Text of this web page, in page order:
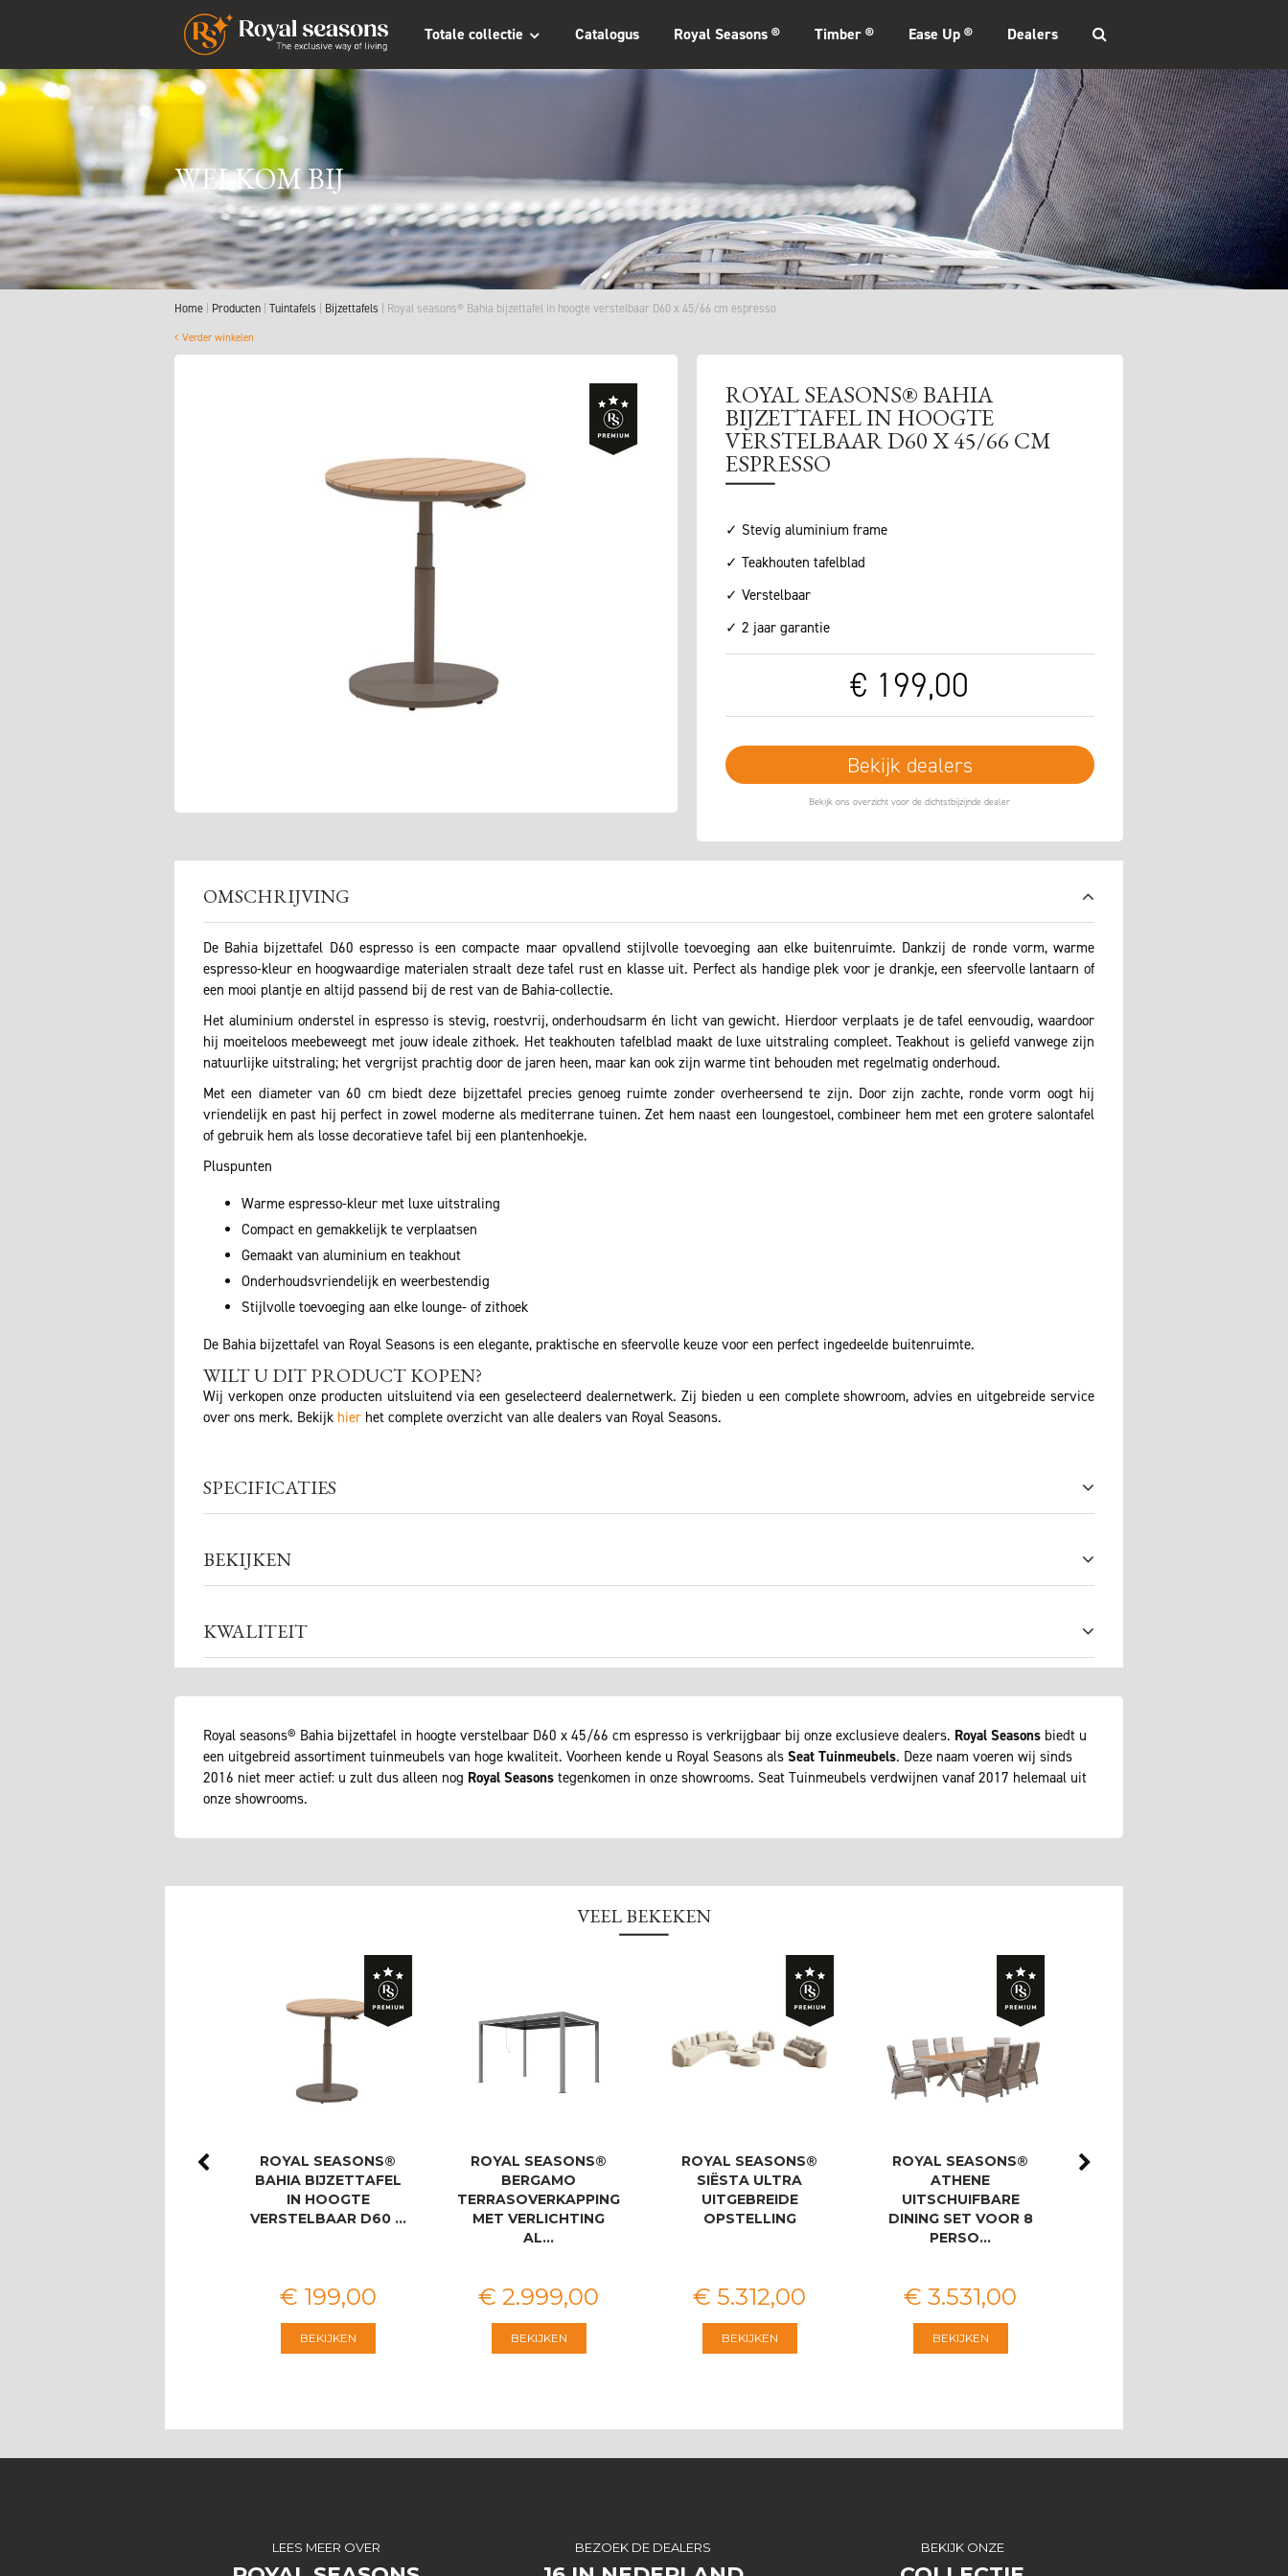
Totale collectie Catalogus Royal Seasons ® Timber ® Ease Up ® Dealers
WELKOM BIJ
Home Producten Tuintafels Bijzettafels Royal seasons® Bahia bijzettafel in hoogte verstelbaar D60 x 45/66 cm espresso
Verder winkelen
ROYAL SEASONS® BAHIA
BIJZETTAFEL IN HOOGTE
VERSTELBAAR D60 X 45/66 CM
ESPRESSO
✓ Stevig aluminium frame
✓ Teakhouten tafelblad
✓ Verstelbaar
✓ 2 jaar garantie
€ 199,00
Bekijk dealers
OMSCHRIJVING
De Bahia bijzettafel D60 espresso is een compacte maar opvallend stijlvolle toevoeging aan elke buitenruimte. Dankzij de ronde vorm, warme
espresso-kleur en hoogwaardige materialen straalt deze tafel rust en klasse uit. Perfect als handige plek voor je drankje, een sfeervolle lantaarn of
een mooi plantje en altijd passend bij de rest van de Bahia-collectie.
Het aluminium onderstel in espresso is stevig, roestvrij, onderhoudsarm én licht van gewicht. Hierdoor verplaats je de tafel eenvoudig, waardoor
hij moeiteloos meebeweegt met jouw ideale zithoek. Het teakhouten tafelblad maakt de luxe uitstraling compleet. Teakhout is geliefd vanwege zijn
natuurlijke uitstraling; het vergrijst prachtig door de jaren heen, maar kan ook zijn warme tint behouden met regelmatig onderhoud.
Met een diameter van 60 cm biedt deze bijzettafel precies genoeg ruimte zonder overheersend te zijn. Door zijn zachte, ronde vorm oogt hij
vriendelijk en past hij perfect in zowel moderne als mediterrane tuinen. Zet hem naast een loungestoel, combineer hem met een grotere salontafel
of gebruik hem als losse decoratieve tafel bij een plantenhoekje.
Pluspunten
Warme espresso-kleur met luxe uitstraling
Compact en gemakkelijk te verplaatsen
Gemaakt van aluminium en teakhout
Onderhoudsvriendelijk en weerbestendig
Stijlvolle toevoeging aan elke lounge- of zithoek
De Bahia bijzettafel van Royal Seasons is een elegante, praktische en sfeervolle keuze voor een perfect ingedeelde buitenruimte.
WILT U DIT PRODUCT KOPEN?
Wij verkopen onze producten uitsluitend via een geselecteerd dealernetwerk. Zij bieden u een complete showroom, advies en uitgebreide service
over ons merk. Bekijk hier het complete overzicht van alle dealers van Royal Seasons.
SPECIFICATIES
BEKIJKEN
KWALITEIT
Royal seasons® Bahia bijzettafel in hoogte verstelbaar D60 x 45/66 cm espresso is verkrijgbaar bij onze exclusieve dealers. Royal Seasons biedt u
een uitgebreid assortiment tuinmeubels van hoge kwaliteit. Voorheen kende u Royal Seasons als Seat Tuinmeubels. Deze naam voeren wij sinds
2016 niet meer actief: u zult dus alleen nog Royal Seasons tegenkomen in onze showrooms. Seat Tuinmeubels verdwijnen vanaf 2017 helemaal uit
onze showrooms.
VEEL BEKEKEN
ROYAL SEASONS®
BAHIA BIJZETTAFEL
IN HOOGTE
VERSTELBAAR D60 …
€ 199,00
BEKIJKEN
ROYAL SEASONS®
BERGAMO
TERRASOVERKAPPING
MET VERLICHTING
AL…
€ 2.999,00
BEKIJKEN
ROYAL SEASONS®
SIËSTA ULTRA
UITGEBREIDE
OPSTELLING
€ 5.312,00
BEKIJKEN
ROYAL SEASONS®
ATHENE
UITSCHUIFBARE
DINING SET VOOR 8
PERSO…
€ 3.531,00
BEKIJKEN
LEES MEER OVER BEKIJK ONZE
BEZOEK DE DEALERS